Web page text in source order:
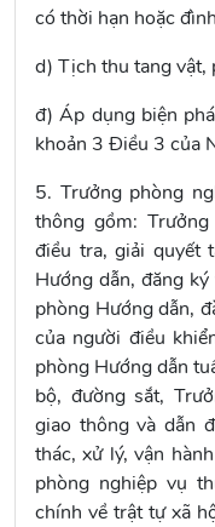
có thời hạn hoặc
d) Tịch thu tang vật,
đ) Áp dụng biện
khoản 3 Điều 3 của
5. Trưởng phòng
thông gồm:
điều tra, giải quyết
Hướng dẫn, đăng
phòng Hướng dẫn,
của người điều
phòng Hướng dẫn
bộ, đường sắt,
giao thông và dẫn
thác, xử lý, vận
phòng nghiệp vụ
chính về trật tự xã